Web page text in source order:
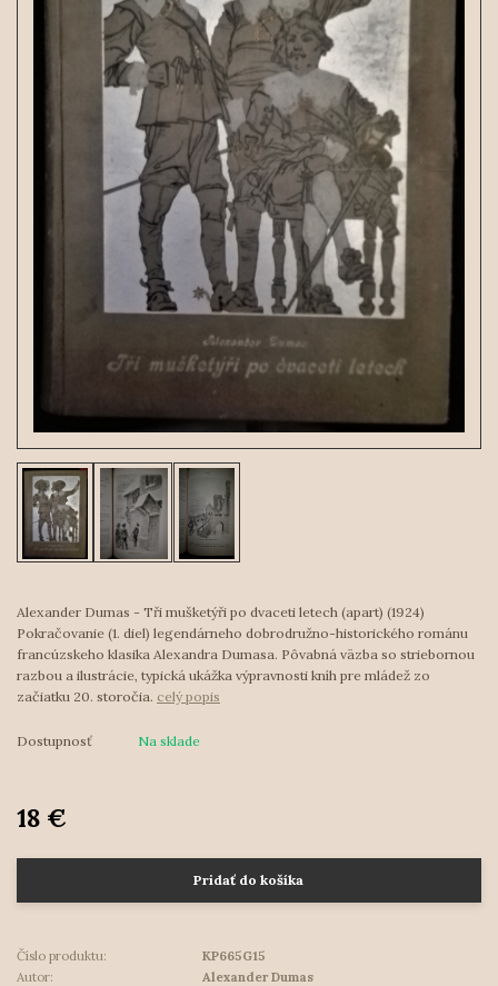
Alexander Dumas - Tři mušketýři po dvaceti letech (apart) (1924)
Pokračovanie (1. diel) legendárneho dobrodružno-historického románu
francúzskeho klasika Alexandra Dumasa. Pôvabná väzba so striebornou
razbou a ilustrácie, typická ukážka výpravnosti kníh pre mládež zo
začiatku 20. storočia. celý popis
Dostupnosť Na sklade
18 €
Pridať do košíka
Číslo produktu:
KP665G15
Autor:
Alexander Dumas